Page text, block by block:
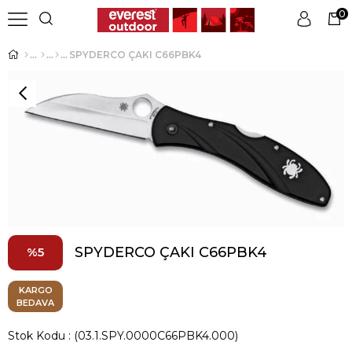
Üye Girişi Üye Ol
0
SPYDERCO ÇAKI C66PBK4
5 SPYDERCO ÇAKI C66PBK4
KARGO
BEDAVA
Stok Kodu (03.1.SPY.0000C66PBK4.000)